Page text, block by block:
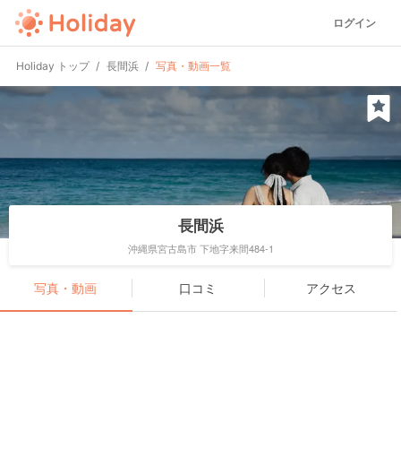
ログイン
Holiday トップ 長間浜 写真・動画一覧
長間浜
沖縄県宮古島市 下地字来間484-1
写真・動画 口コミ アクセス